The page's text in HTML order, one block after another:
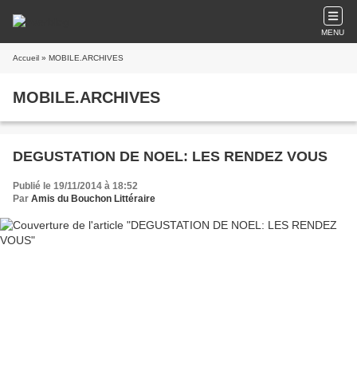
MENU
Accueil » MOBILE.ARCHIVES
MOBILE.ARCHIVES
DEGUSTATION DE NOEL: LES RENDEZ VOUS
Publié le 19/11/2014 à 18:52
Par Amis du Bouchon Littéraire